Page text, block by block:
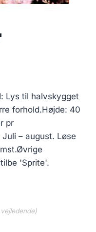
Lys til halvskygget
forhold.Højde: 40
pr
– august. Løse
'Sprite'.